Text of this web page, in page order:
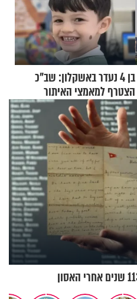
בן 4 נעדר באשקלון: שב"כ
הצטרף למאמצי האיתור